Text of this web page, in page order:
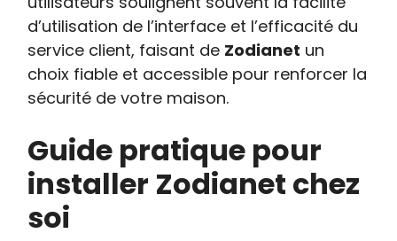
d’utilisation de l’interface et l’efficacité du
service client, faisant de Zodianet un
choix fiable et accessible pour renforcer la
sécurité de votre maison.
Guide pratique pour
installer Zodianet chez
soi